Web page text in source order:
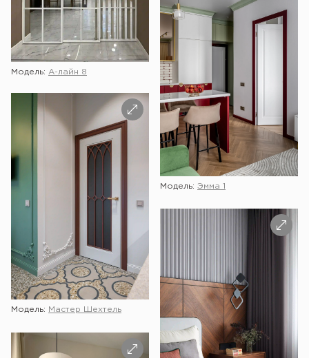
Модель: А-лайн 8
Модель: Эмма 1
Модель: Мастер Шехтель